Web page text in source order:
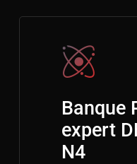
Banque
expert
N4